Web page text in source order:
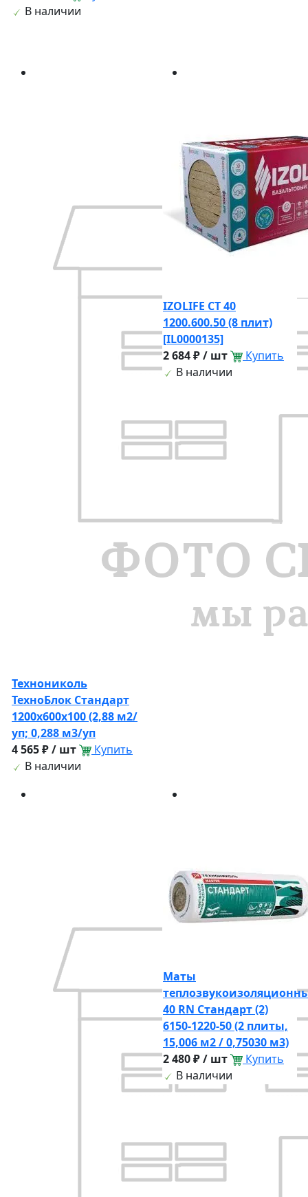
В наличии
Технониколь
ТехноБлок Стандарт
1200х600х100 (2,88 м2/
уп; 0,288 м3/уп
4 565 ₽ / шт
Купить
В наличии
IZOLIFE СТ 40
1200.600.50 (8 плит)
[IL0000135]
2 684 ₽ / шт
Купить
В наличии
Маты
40 RN Стандарт (2)
6150-1220-50 (2 плиты,
15,006 м2 / 0,75030 м3)
2 480 ₽ / шт
Купить
В наличии